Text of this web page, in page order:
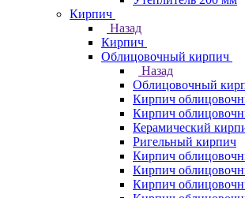
Кирпич
Назад
Кирпич
Облицовочный кирпич
Назад
Облицовочный
Кирпич
Кирпич
Керамический
Ригельный кирпич
Кирпич
Кирпич
Кирпич